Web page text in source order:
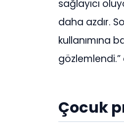
sağlayıcı
daha azdır.
kullanımına
gözlemlendi.”
Çocuk